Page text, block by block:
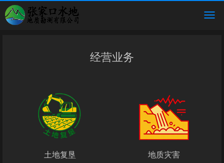
经营业务
土地复垦 地质灾害